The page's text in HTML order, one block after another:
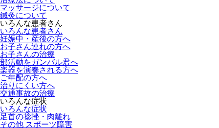
マッサージについて
鍼灸について
いろんな患者さん
いろんな患者さん
妊娠中・産後の方へ
お子さん連れの方へ
お子さんの治療
部活動をガンバル君へ
楽器を演奏される方へ
ご年配の方へ
治りにくい方へ
交通事故の治療
いろんな症状
いろんな症状
足首の捻挫・肉離れ
その他 スポーツ障害